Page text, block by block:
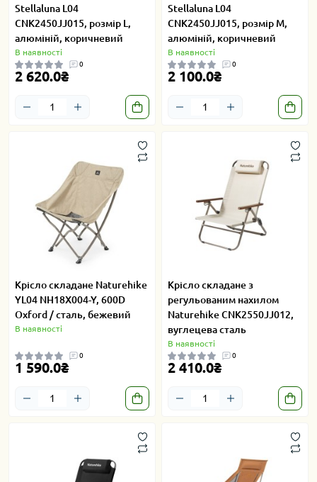
Stellaluna L04
CNK2450JJ015, розмір L,
алюміній, коричневий
В наявності
0
2 620.0₴
Stellaluna L04
CNK2450JJ015, розмір M,
алюміній, коричневий
В наявності
0
2 100.0₴
Крісло складане Naturehike
YL04 NH18X004-Y, 600D
Oxford / сталь, бежевий
В наявності
0
1 590.0₴
Крісло складане з
регульованим нахилом
Naturehike CNK2550JJ012,
вуглецева сталь
В наявності
0
2 410.0₴